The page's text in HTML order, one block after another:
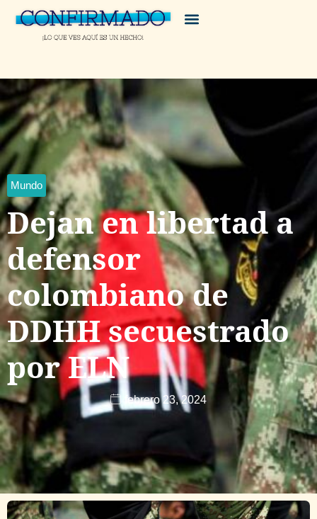
Mundo
Dejan en libertad a
defensor
colombiano de
DDHH secuestrado
por ELN
febrero 23, 2024